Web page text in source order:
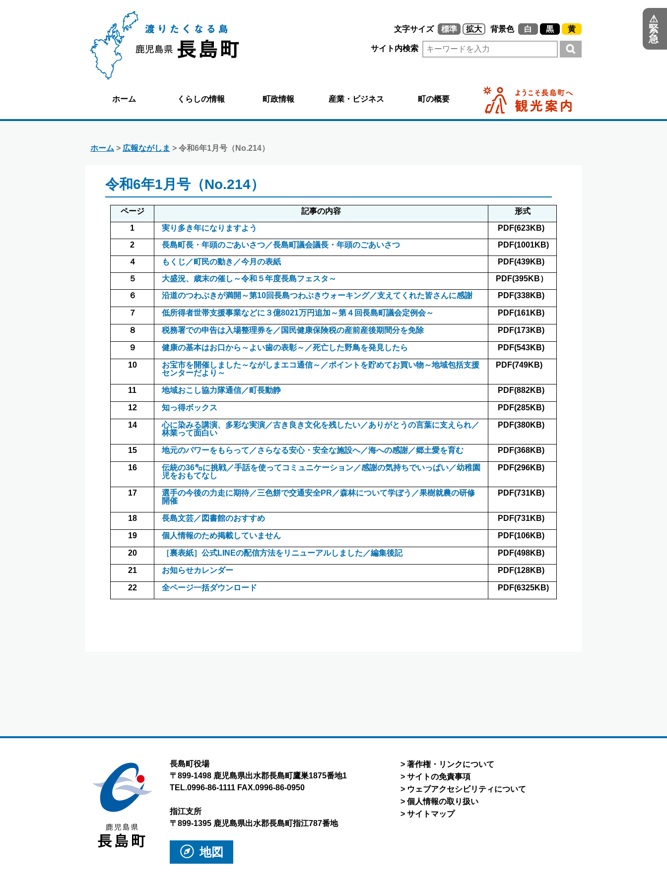
背景色 白 黒 黄
文字サイズ 標準 拡大
サイト内検索
⚠
緊
急
ホーム くらしの情報 町政情報 産業・ビジネス 町の概要
ホーム > 広報ながしま > 令和6年1月号（No.214）
令和6年1月号（No.214）
ページ 記事の内容
形式
1
実り多き年になりますよう
PDF(623KB)
2
長島町長・年頭のごあいさつ／長島町議会議長・年頭のごあいさつ
PDF(1001KB)
４
もくじ／町民の動き／今月の表紙
PDF(439KB)
５
大盛況、歳末の催し～令和５年度長島フェスタ～
PDF(395KB）
６
沿道のつわぶきが満開～第10回長島つわぶきウォーキング／支えてくれた皆さんに感謝 PDF(338KB)
７ 低所得者世帯支援事業などに３億8021万円追加～第４回長島町議会定例会～ PDF(161KB)
８ 税務署での申告は入場整理券を／国民健康保険税の産前産後期間分を免除 PDF(173KB)
９ 健康の基本はお口から～よい歯の表彰～／死亡した野鳥を発見したら PDF(543KB)
10
お宝市を開催しました～ながしまエコ通信～／ポイントを貯めてお買い物～地域包括支援
センターだより～
PDF(749KB)
11 地域おこし協力隊通信／町長動静 PDF(882KB)
12 知っ得ボックス PDF(285KB)
14
心に染みる講演、多彩な実演／古き良き文化を残したい／ありがとうの言葉に支えられ／
林業って面白い
PDF(380KB)
15 地元のパワーをもらって／さらなる安心・安全な施設へ／海への感謝／郷土愛を育む PDF(368KB)
16
伝統の36㌔に挑戦／手話を使ってコミュニケーション／感謝の気持ちでいっぱい／幼稚園
児をおもてなし
PDF(296KB)
17
選手の今後の力走に期待／三色餅で交通安全PR／森林について学ぼう／果樹就農の研修
開催
PDF(731KB)
18 長島文芸／図書館のおすすめ PDF(731KB)
19 個人情報のため掲載していません PDF(106KB)
20 ［裏表紙］公式LINEの配信方法をリニューアルしました／編集後記 PDF(498KB)
21 お知らせカレンダー PDF(128KB)
22 全ページ一括ダウンロード PDF(6325KB)
著作権・リンクについて
サイトの免責事項
ウェブアクセシビリティについて
個人情報の取り扱い
サイトマップ
長島町役場
〒899-1498 鹿児島県出水郡長島町鷹巣1875番地1
TEL.0996-86-1111 FAX.0996-86-0950
指江支所
〒899-1395 鹿児島県出水郡長島町指江787番地
地図